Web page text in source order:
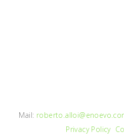
Mail:
Privacy Policy